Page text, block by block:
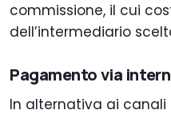
commissione, il cui
dell’intermediario
Pagamento via
In alternativa ai canali